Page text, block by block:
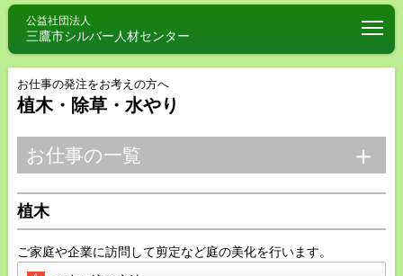
公益社団法人
三鷹市シルバー人材センター
お仕事の発注をお考えの方へ
植木・除草・水やり
お仕事の一覧
植木
ご家庭や企業に訪問して剪定など庭の美化を行います。